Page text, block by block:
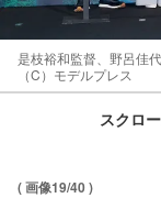
是枝裕和監督、野呂佳
（C）モデルプレス
スクロ
( 画像19/40 )